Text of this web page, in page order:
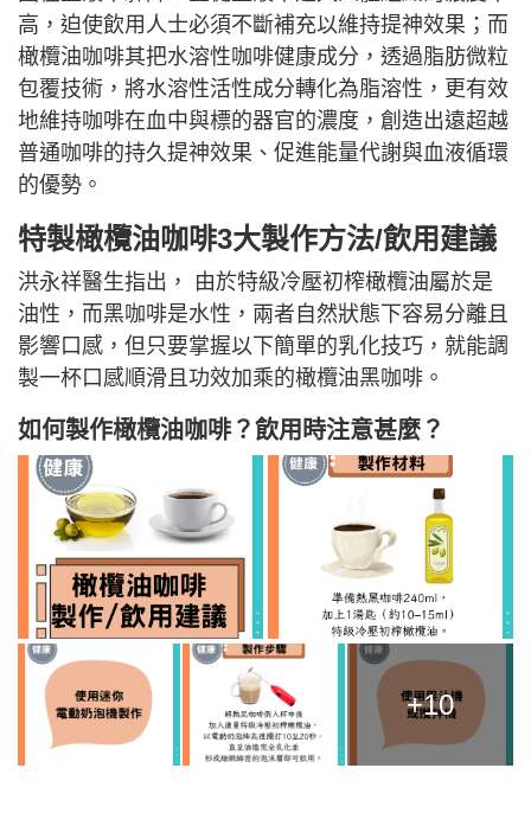
高，迫使飲用人士必須不斷補充以維持提神效果；而
橄欖油咖啡其把水溶性咖啡健康成分，透過脂肪微粒
包覆技術，將水溶性活性成分轉化為脂溶性，更有效
地維持咖啡在血中與標的器官的濃度，創造出遠超越
普通咖啡的持久提神效果、促進能量代謝與血液循環
的優勢。
特製橄欖油咖啡3大製作方法/飲用建議
洪永祥醫生指出， 由於特級冷壓初榨橄欖油屬於是
油性，而黑咖啡是水性，兩者自然狀態下容易分離且
影響口感，但只要掌握以下簡單的乳化技巧，就能調
製一杯口感順滑且功效加乘的橄欖油黑咖啡。
如何製作橄欖油咖啡？飲用時注意甚麼？
+10